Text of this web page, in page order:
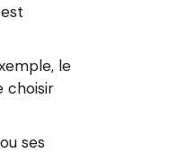
le
choisir
ses